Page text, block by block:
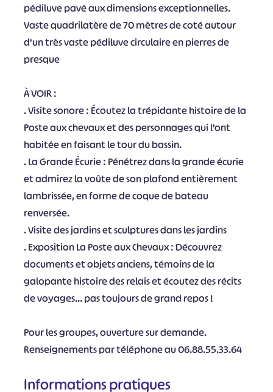
pédiluve pavé aux dimensions exceptionnelles.
Vaste quadrilatère de 70 mètres de coté autour
d'un très vaste pédiluve circulaire en pierres de
presque
À VOIR :
. Visite sonore : Écoutez la trépidante histoire de la
Poste aux chevaux et des personnages qui l’ont
habitée en faisant le tour du bassin.
. La Grande Écurie : Pénétrez dans la grande écurie
et admirez la voûte de son plafond entièrement
lambrissée, en forme de coque de bateau
renversée.
. Visite des jardins et sculptures dans les jardins
. Exposition La Poste aux Chevaux : Découvrez
documents et objets anciens, témoins de la
galopante histoire des relais et écoutez des récits
de voyages… pas toujours de grand repos !
Pour les groupes, ouverture sur demande.
Renseignements par téléphone au 06.88.55.33.64
Informations pratiques